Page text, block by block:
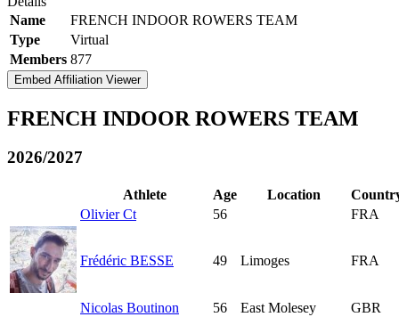
Name
FRENCH INDOOR ROWERS TEAM
Type
Virtual
Members 877
Embed Affiliation Viewer
FRENCH INDOOR ROWERS TEAM
2026/2027
Athlete Age Location
Olivier Ct
56 FRA
Frédéric BESSE 49 Limoges FRA
Nicolas Boutinon 56 East Molesey GBR